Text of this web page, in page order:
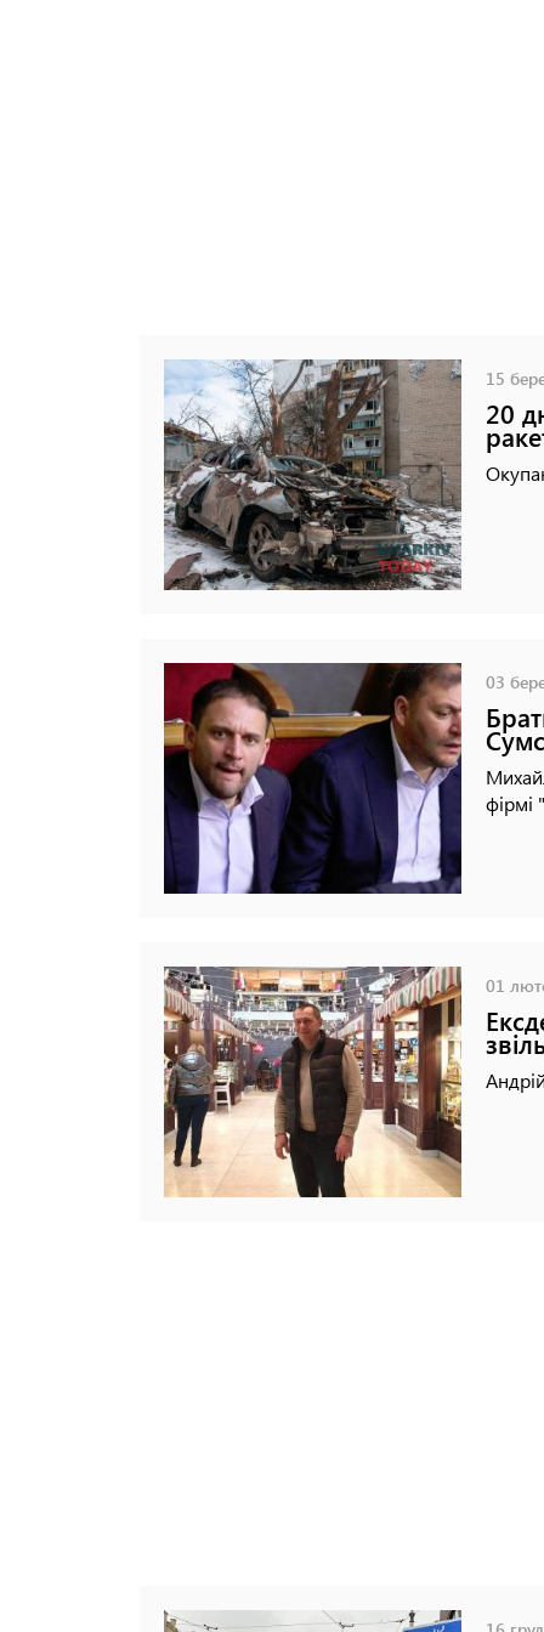
15
20
03
фірмі
01